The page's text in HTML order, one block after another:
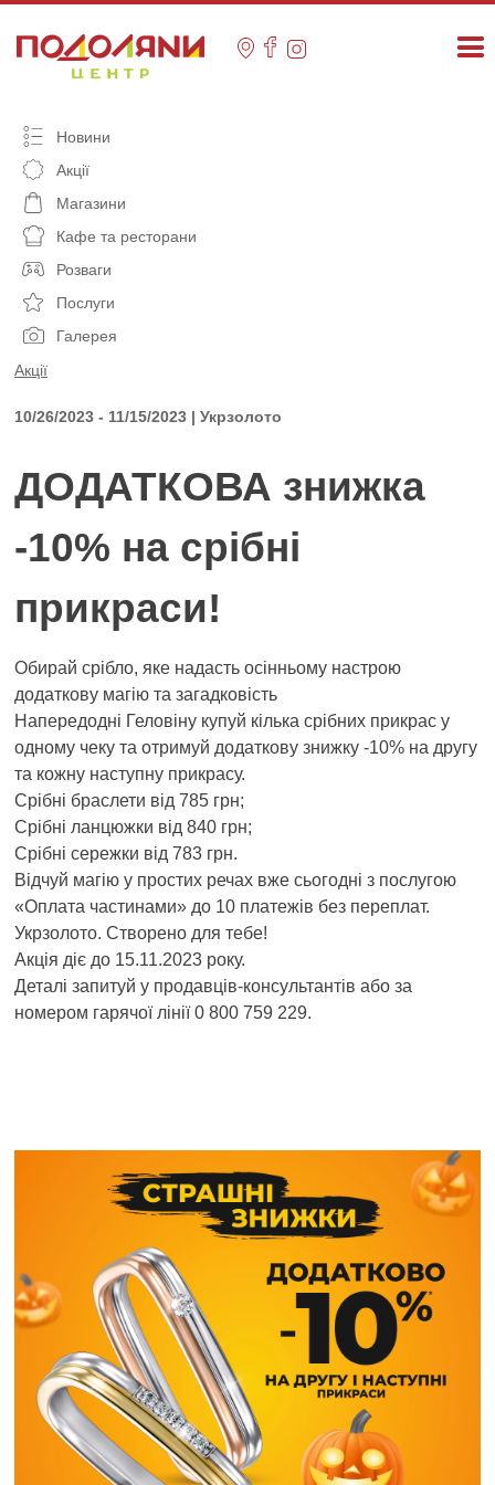
content
Новини
Акції
Магазини
Кафе та ресторани
Розваги
Послуги
Галерея
Акції
10/26/2023 - 11/15/2023 | Укрзолото
ДОДАТКОВА знижка
-10% на срібні
прикраси!
Обирай срібло, яке надасть осінньому настрою
додаткову магію та загадковість
Напередодні Геловіну купуй кілька срібних прикрас у
одному чеку та отримуй додаткову знижку -10% на другу
та кожну наступну прикрасу.
Срібні браслети від 785 грн;
Срібні ланцюжки від 840 грн;
Срібні сережки від 783 грн.
Відчуй магію у простих речах вже сьогодні з послугою
«Оплата частинами» до 10 платежів без переплат.
Укрзолото. Створено для тебе!
Акція діє до 15.11.2023 року.
Деталі запитуй у продавців-консультантів або за
номером гарячої лінії 0 800 759 229.